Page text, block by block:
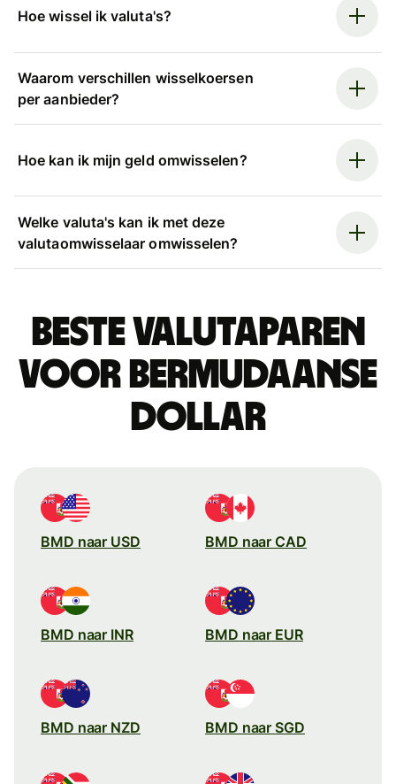
Hoe wissel ik valuta's?
Waarom verschillen wisselkoersen
per aanbieder?
Hoe kan ik mijn geld omwisselen?
Welke valuta's kan ik met deze
valutaomwisselaar omwisselen?
Beste valutaparen
voor Bermudaanse
dollar
BMD naar USD BMD naar CAD
BMD naar INR BMD naar EUR
BMD naar NZD BMD naar SGD